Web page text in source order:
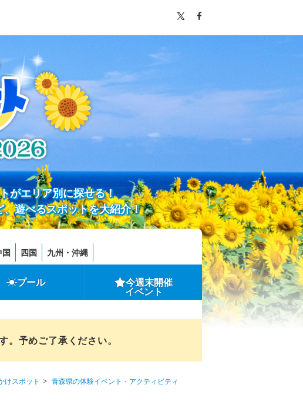
がエリア別に探せる！
遊べるスポットを大紹介！
国 四国 九州・沖縄
プール 今週末開催
イベント
予めご了承ください。
けスポット
青森県の体験イベント・アクティビティ